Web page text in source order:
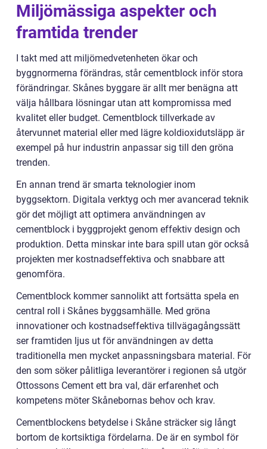
Miljömässiga aspekter och
framtida trender
I takt med att miljömedvetenheten ökar och
byggnormerna förändras, står cementblock inför stora
förändringar. Skånes byggare är allt mer benägna att
välja hållbara lösningar utan att kompromissa med
kvalitet eller budget. Cementblock tillverkade av
återvunnet material eller med lägre koldioxidutsläpp är
exempel på hur industrin anpassar sig till den gröna
trenden.
En annan trend är smarta teknologier inom
byggsektorn. Digitala verktyg och mer avancerad teknik
gör det möjligt att optimera användningen av
cementblock i byggprojekt genom effektiv design och
produktion. Detta minskar inte bara spill utan gör också
projekten mer kostnadseffektiva och snabbare att
genomföra.
Cementblock kommer sannolikt att fortsätta spela en
central roll i Skånes byggsamhälle. Med gröna
innovationer och kostnadseffektiva tillvägagångssätt
ser framtiden ljus ut för användningen av detta
traditionella men mycket anpassningsbara material. För
den som söker pålitliga leverantörer i regionen så utgör
Ottossons Cement ett bra val, där erfarenhet och
kompetens möter Skånebornas behov och krav.
Cementblockens betydelse i Skåne sträcker sig långt
bortom de kortsiktiga fördelarna. De är en symbol för